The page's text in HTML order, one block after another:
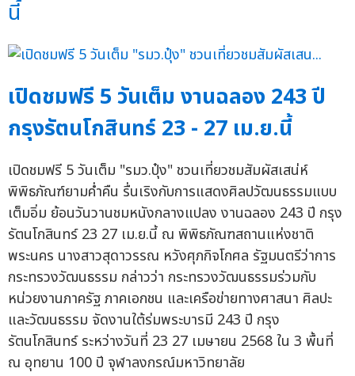
นี้
เปิดชมฟรี 5 วันเต็ม งานฉลอง 243 ปี
กรุงรัตนโกสินทร์ 23 - 27 เม.ย.นี้
เปิดชมฟรี 5 วันเต็ม "รมว.ปุ๋ง" ชวนเที่ยวชมสัมผัสเสน่ห์
พิพิธภัณฑ์ยามค่ำคืน รื่นเริงกับการแสดงศิลปวัฒนธรรมแบบ
เต็มอิ่ม ย้อนวันวานชมหนังกลางแปลง งานฉลอง 243 ปี กรุง
รัตนโกสินทร์ 23 27 เม.ย.นี้ ณ พิพิธภัณฑสถานแห่งชาติ
พระนคร นางสาวสุดาวรรณ หวังศุภกิจโกศล รัฐมนตรีว่าการ
กระทรวงวัฒนธรรม กล่าวว่า กระทรวงวัฒนธรรมร่วมกับ
หน่วยงานภาครัฐ ภาคเอกชน และเครือข่ายทางศาสนา ศิลปะ
และวัฒนธรรม จัดงานใต้ร่มพระบารมี 243 ปี กรุง
รัตนโกสินทร์ ระหว่างวันที่ 23 27 เมษายน 2568 ใน 3 พื้นที่
ณ อุทยาน 100 ปี จุฬาลงกรณ์มหาวิทยาลัย